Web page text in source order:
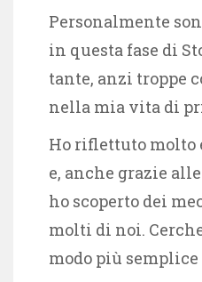
Personalmente
in questa fase di
tante, anzi troppe
nella mia vita di
Ho riflettuto molto
e, anche grazie
ho scoperto dei
molti di noi.
modo più